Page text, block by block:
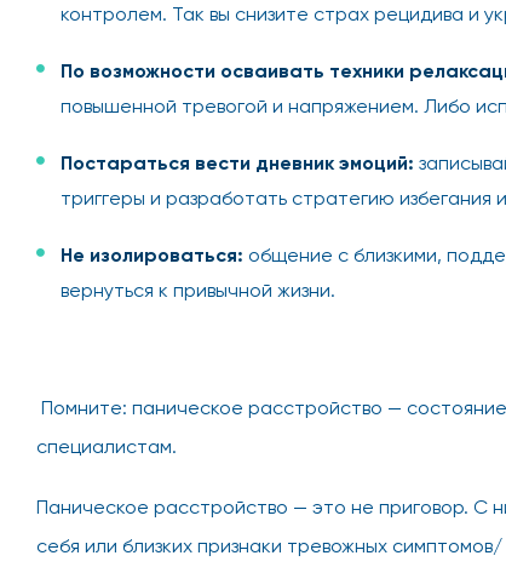
контролем. Так вы снизите страх рецидива и
По возможности осваивать техники
повышенной тревогой и напряжением. Либо
Постараться вести дневник эмоций:
триггеры и разработать стратегию
Не изолироваться: общение с близкими,
вернуться к привычной жизни.
Помните: паническое расстройство —
специалистам.
Паническое расстройство — это не приговор. С
себя или близких признаки тревожных